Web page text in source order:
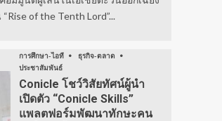
of the Tenth Lord”...
การศึกษา-ไอที
ธุรกิจ-ตลาด
ประชาสัมพันธ์
Conicle โชว์วิสัยทัศน์ผู้นำ
เปิดตัว “Conicle Skills”
แพลตฟอร์มพัฒนาทักษะคน